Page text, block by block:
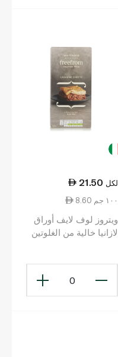
21.50 لكل
8.60 ١٠٠ جم
ويتروز لوف لايف أوراق
لازانيا خالية من الغلوتين
0